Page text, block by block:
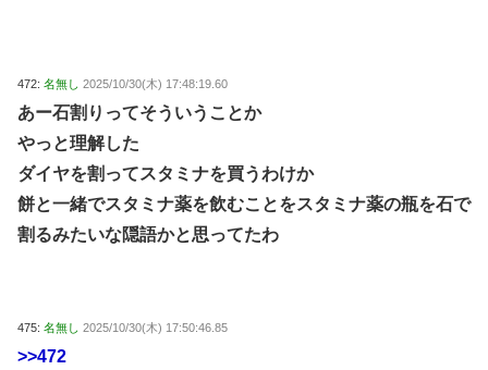
472: 名無し 2025/10/30(木) 17:48:19.60
あー石割りってそういうことか
やっと理解した
ダイヤを割ってスタミナを買うわけか
餅と一緒でスタミナ薬を飲むことをスタミナ薬の瓶を石で
割るみたいな隠語かと思ってたわ
475: 名無し 2025/10/30(木) 17:50:46.85
>>472